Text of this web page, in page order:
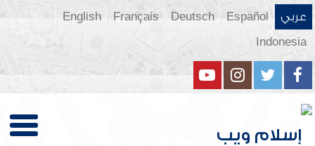
عربي Español
Deutsch
Français
English
Indonesia